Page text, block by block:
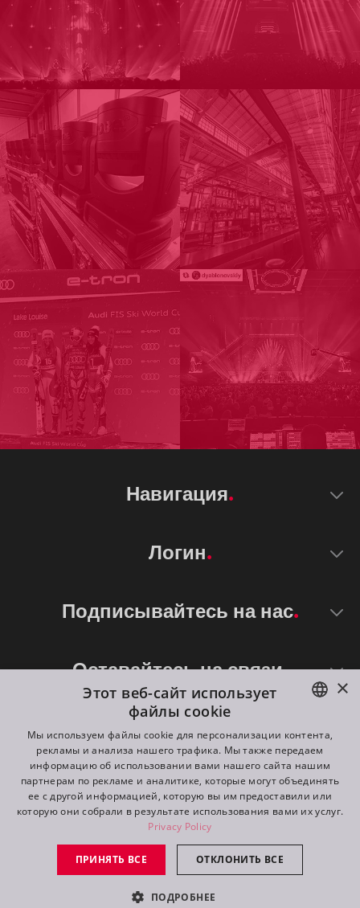
Навигация
Логин
Подписывайтесь на нас
Оставайтесь на связи
© 2026
ROBE lighting s.r.o.
All rights reserved. Created by
Switch to desktop mode
ENGLISH
DE
FR
RU
×
Этот веб-сайт использует
файлы cookie
Мы используем файлы cookie для персонализации контента,
рекламы и анализа нашего трафика. Мы также передаем
информацию об использовании вами нашего сайта нашим
партнерам по рекламе и аналитике, которые могут объединять
ее с другой информацией, которую вы им предоставили или
которую они собрали в результате использования вами их услуг.
Privacy Policy
ПРИНЯТЬ ВСЕ ОТКЛОНИТЬ ВСЕ
ПОДРОБНЕЕ